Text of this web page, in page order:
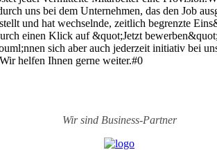
uns bei dem Unternehmen, das den Job
und hat wechselnde, zeitlich begrenzte
einen Klick auf &quot;Jetzt
sich aber auch jederzeit initiativ bei
helfen Ihnen gerne weiter.#0
Wir sind Business-Partner